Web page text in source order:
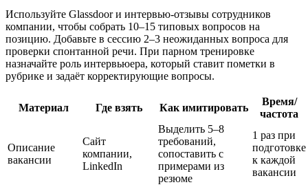
Используйте Glassdoor и интервью-отзывы сотрудников
компании, чтобы собрать 10–15 типовых вопросов на
позицию. Добавьте в сессию 2–3 неожиданных вопроса для
проверки спонтанной речи. При парном тренировке
назначайте роль интервьюера, который ставит пометки в
рубрике и задаёт корректирующие вопросы.
Материал Где взять Как имитировать
Время/
частота
Описание
вакансии
Сайт
компании,
LinkedIn
Выделить 5–8
требований,
сопоставить с
примерами из
резюме
1 раз при
подготовке
к каждой
вакансии